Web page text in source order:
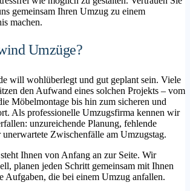
gemeinsam Ihren Umzug zu einem
machen.
Umzüge?
will wohlüberlegt und gut geplant sein. Viele
den Aufwand eines solchen Projekts – vom
Möbelmontage bis hin zum sicheren und
Als professionelle Umzugsfirma kennen wir
unzureichende Planung, fehlende
Zwischenfälle am Umzugstag.
Ihnen von Anfang an zur Seite. Wir
planen jeden Schritt gemeinsam mit Ihnen
Aufgaben, die bei einem Umzug anfallen.